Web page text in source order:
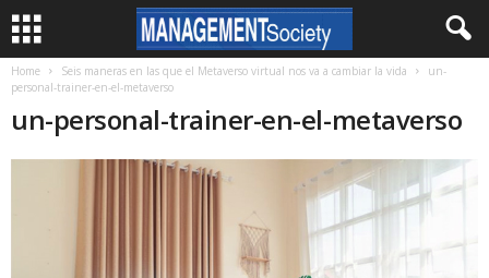
Home Seis maneras en las que el Metaverso virtual nos va a cambiar la vida
un-
personal-trainer-en-el-metaverso
un-personal-trainer-en-el-metaverso